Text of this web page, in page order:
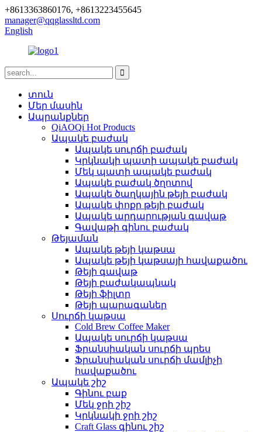
+8613363860176, +8613223455645
manager@qqglassltd.com
English
տուն
Մեր մասին
Ապրանքներ
QiAOQi Hot Products
Ապակե բաժակ
Ապակե սուրճի բաժակ
Կրկնակի պատի ապակե բաժակ
Մեկ պատի ապակե բաժակ
Ապակե բաժակ ծղոտով
Ապակե ծաղկային թեյի բաժակ
Ապակե փոքր թեյի բաժակ
Ապակե արդարության գավաթ
Գավաթի գինու բաժակ
Թեյաման
Ապակե թեյի կաթսա
Ապակե թեյի կաթսայի հավաքածու
Թեյի գավաթ
Թեյի բաժակապնակ
Թեյի ֆիլտր
Թեյի պարագաներ
Սուրճի կաթսա
Cold Brew Coffee Maker
Ապակե սուրճի կաթսա
Ֆրանսիական սուրճի պրես
Ֆրանսիական սուրճի մամլիչի
հավաքածու
Ապակե շիշ
Գինու բաք
Մեկ ջրի շիշ
Կրկնակի ջրի շիշ
Craft Glass գինու շիշ